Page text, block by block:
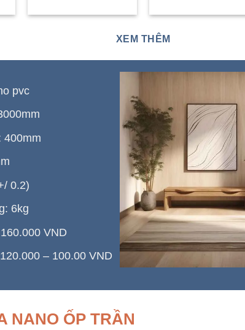
XEM THÊM
pvc
400mm
0.2)
6kg
VND
– 100.00 VND
NANO ỐP TRẦN